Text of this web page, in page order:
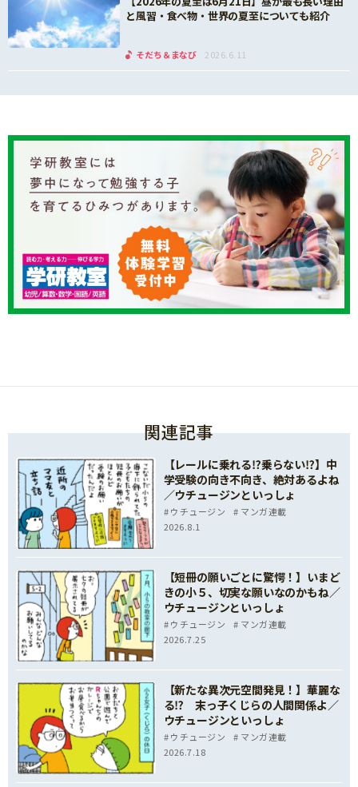
と風習・食べ物・世界の夏至についても紹介
そだち＆まなび 2026.6.11
関連記事
【レールに乗れる⁉乗らない⁉】中
学受験の向き不向き、絶対あるよね
／ウチュージンといっしょ
ウチュージン
マンガ連載
2026.8.1
【短冊の願いごとに驚愕！】いまど
きの小５、切実な願いなのかもね／
ウチュージンといっしょ
ウチュージン
マンガ連載
2026.7.25
【新たな異次元空間発見！】華麗な
る⁉ 末っ子くじらの人間関係よ／
ウチュージンといっしょ
ウチュージン
マンガ連載
2026.7.18